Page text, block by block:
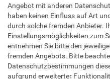
Angebot mit anderen
haben keinen Einfluss auf Art
durch solche fremden Anbieter.
Einstellungsmöglichkeiten zum
entnehmen Sie bitte den
fremden Angebots. Bitte
Datenschutzbestimmungen
aufgrund erweiterter